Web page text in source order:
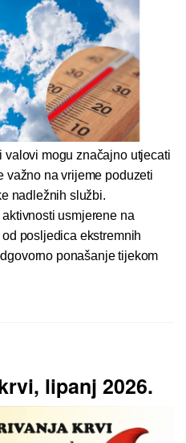
valovi mogu značajno utjecati
važno na vrijeme poduzeti
nadležnih službi.
usmjerene na
posljedica ekstremnih
ponašanje tijekom
lipanj 2026.